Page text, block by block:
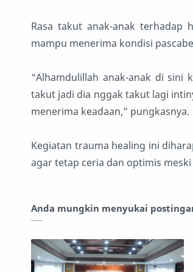
Rasa takut anak-anak
mampu menerima kondisi
“Alhamdulillah anak-anak di
takut jadi dia nggak takut lagi
menerima keadaan,” pungkasnya.
Kegiatan trauma healing ini
agar tetap ceria dan optimis
Anda mungkin menyukai